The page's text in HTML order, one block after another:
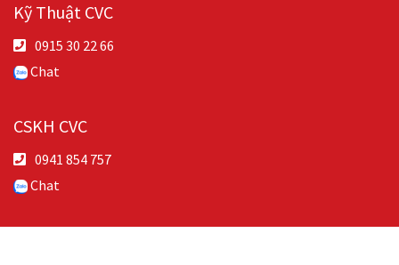
Kỹ Thuật CVC
0915 30 22 66
Chat
CSKH CVC
0941 854 757
Chat